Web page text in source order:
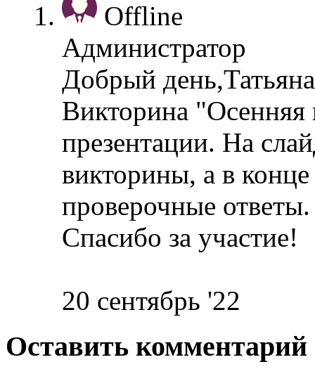
Offline
Администратор
Добрый
Викторина "Осенняя
презентации. На
викторины, а в
проверочные ответы.
Спасибо за участие!
20 сентябрь '22
Оставить комментарий